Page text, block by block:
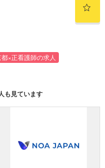
×正看護師の求人
も見ています